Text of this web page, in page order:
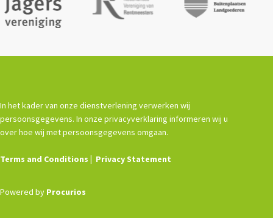
In het kader van onze dienstverlening verwerken wij
persoonsgegevens. In onze privacyverklaring informeren wij u
over hoe wij met persoonsgegevens omgaan.
Terms and Conditions Privacy Statement
Powered by Procurios